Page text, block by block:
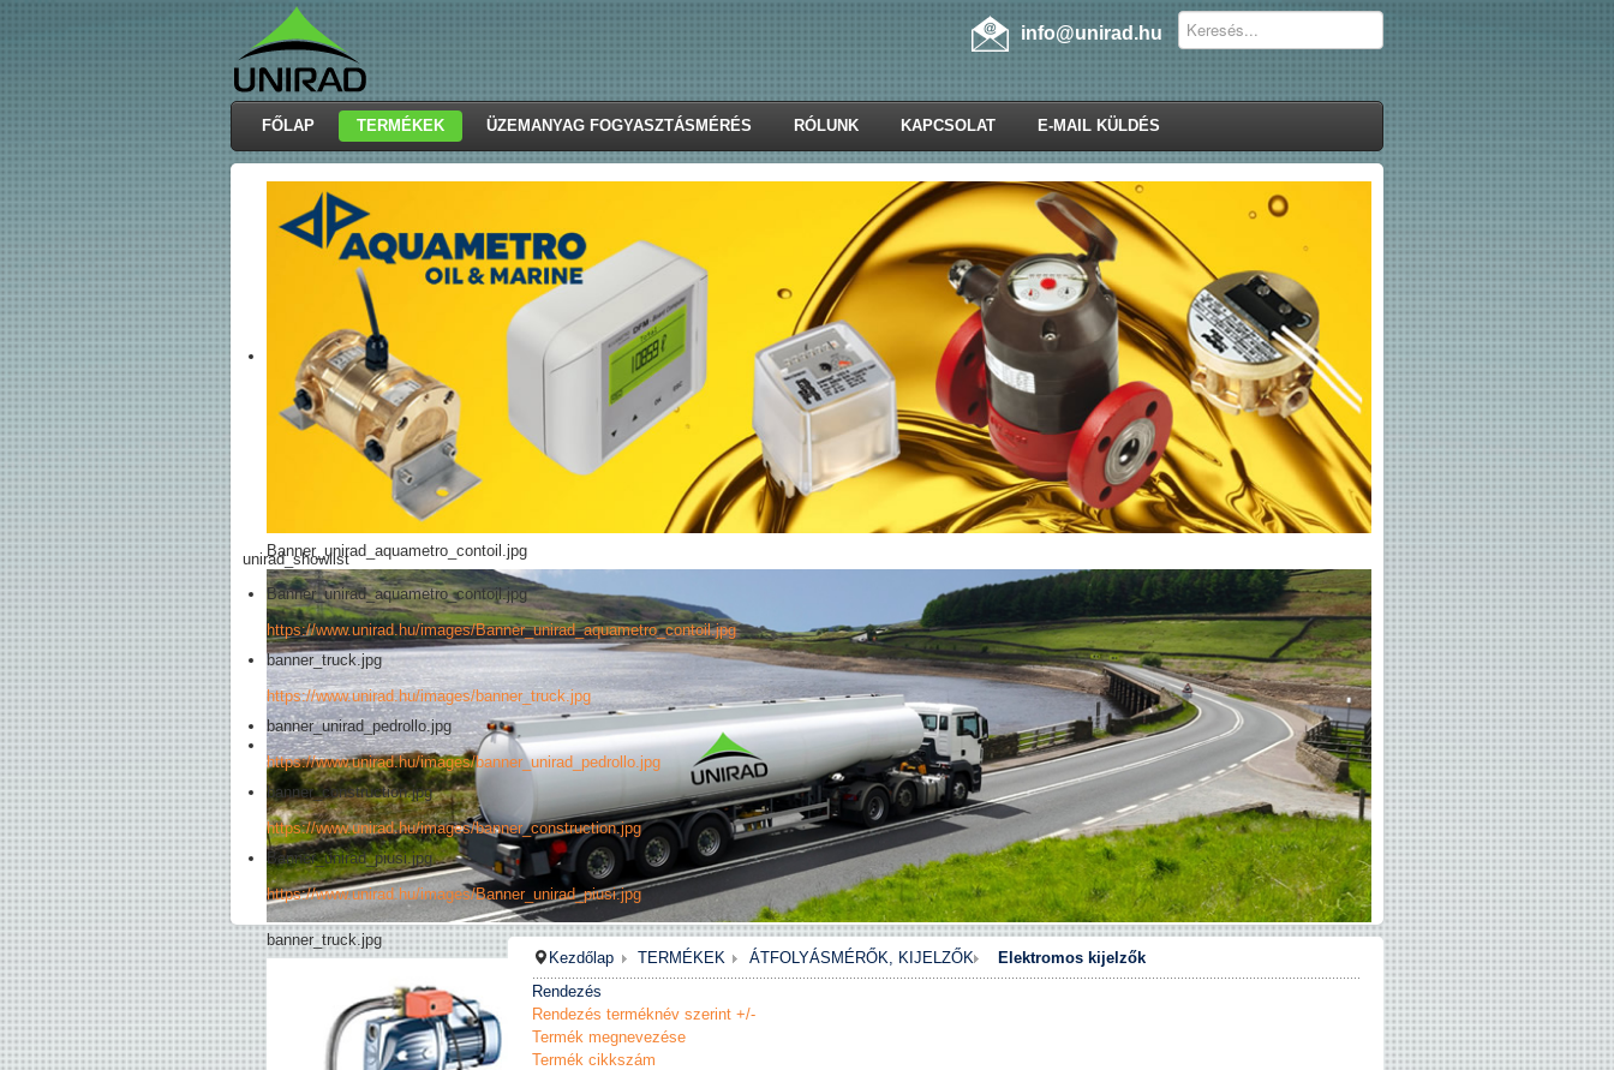
info@unirad.hu
FŐLAP TERMÉKEK ÜZEMANYAG FOGYASZTÁSMÉRÉS RÓLUNK KAPCSOLAT E-MAIL KÜLDÉS
Banner_unirad_aquametro_contoil.jpg
banner_truck.jpg
unirad_showlist
Banner_unirad_aquametro_contoil.jpg
https://www.unirad.hu/images/Banner_unirad_aquametro_contoil.jpg
banner_truck.jpg
https://www.unirad.hu/images/banner_truck.jpg
banner_unirad_pedrollo.jpg
https://www.unirad.hu/images/banner_unirad_pedrollo.jpg
banner_construction.jpg
https://www.unirad.hu/images/banner_construction.jpg
Banner_unirad_piusi.jpg
https://www.unirad.hu/images/Banner_unirad_piusi.jpg
Kezdőlap TERMÉKEK ÁTFOLYÁSMÉRŐK, KIJELZŐK
Elektromos kijelzők
Rendezés
Rendezés terméknév szerint +/-
Termék megnevezése
Termék cikkszám